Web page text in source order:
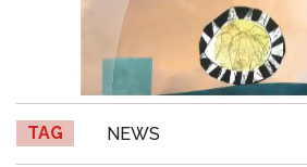
TAG NEWS